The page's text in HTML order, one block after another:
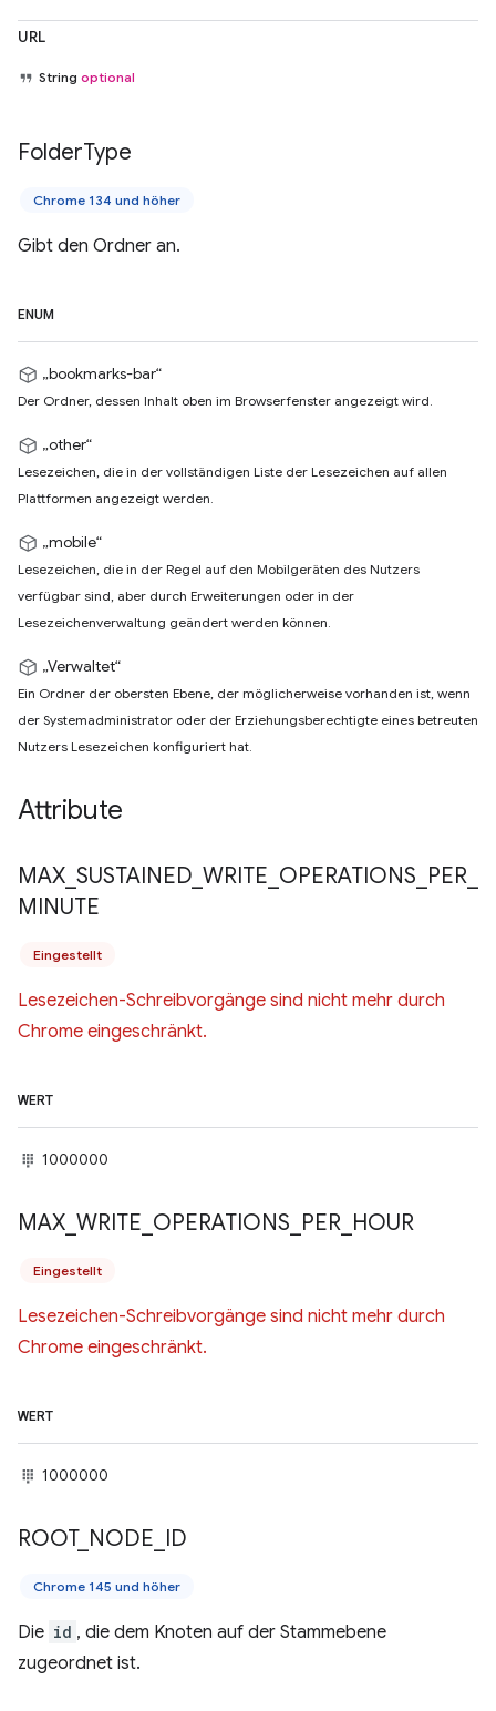
URL
String optional
FolderType
Chrome 134 und höher
Gibt den Ordner an.
ENUM
„bookmarks-bar“
Der Ordner, dessen Inhalt oben im Browserfenster angezeigt wird.
„other“
Lesezeichen, die in der vollständigen Liste der Lesezeichen auf allen
Plattformen angezeigt werden.
„mobile“
Lesezeichen, die in der Regel auf den Mobilgeräten des Nutzers
verfügbar sind, aber durch Erweiterungen oder in der
Lesezeichenverwaltung geändert werden können.
„Verwaltet“
Ein Ordner der obersten Ebene, der möglicherweise vorhanden ist, wenn
der Systemadministrator oder der Erziehungsberechtigte eines betreuten
Nutzers Lesezeichen konfiguriert hat.
Attribute
MAX SUSTAINED WRITE OPERATIONS PER
MINUTE
Eingestellt
Lesezeichen-Schreibvorgänge sind nicht mehr durch
Chrome eingeschränkt.
WERT
1000000
MAX WRITE OPERATIONS PER HOUR
Eingestellt
Lesezeichen-Schreibvorgänge sind nicht mehr durch
Chrome eingeschränkt.
WERT
1000000
ROOT_ NODE ID
Chrome 145 und höher
Die id , die dem Knoten auf der Stammebene
zugeordnet ist.